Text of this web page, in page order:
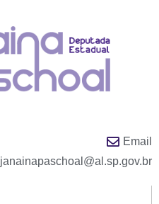
Email
janainapaschoal@al.sp.gov.br